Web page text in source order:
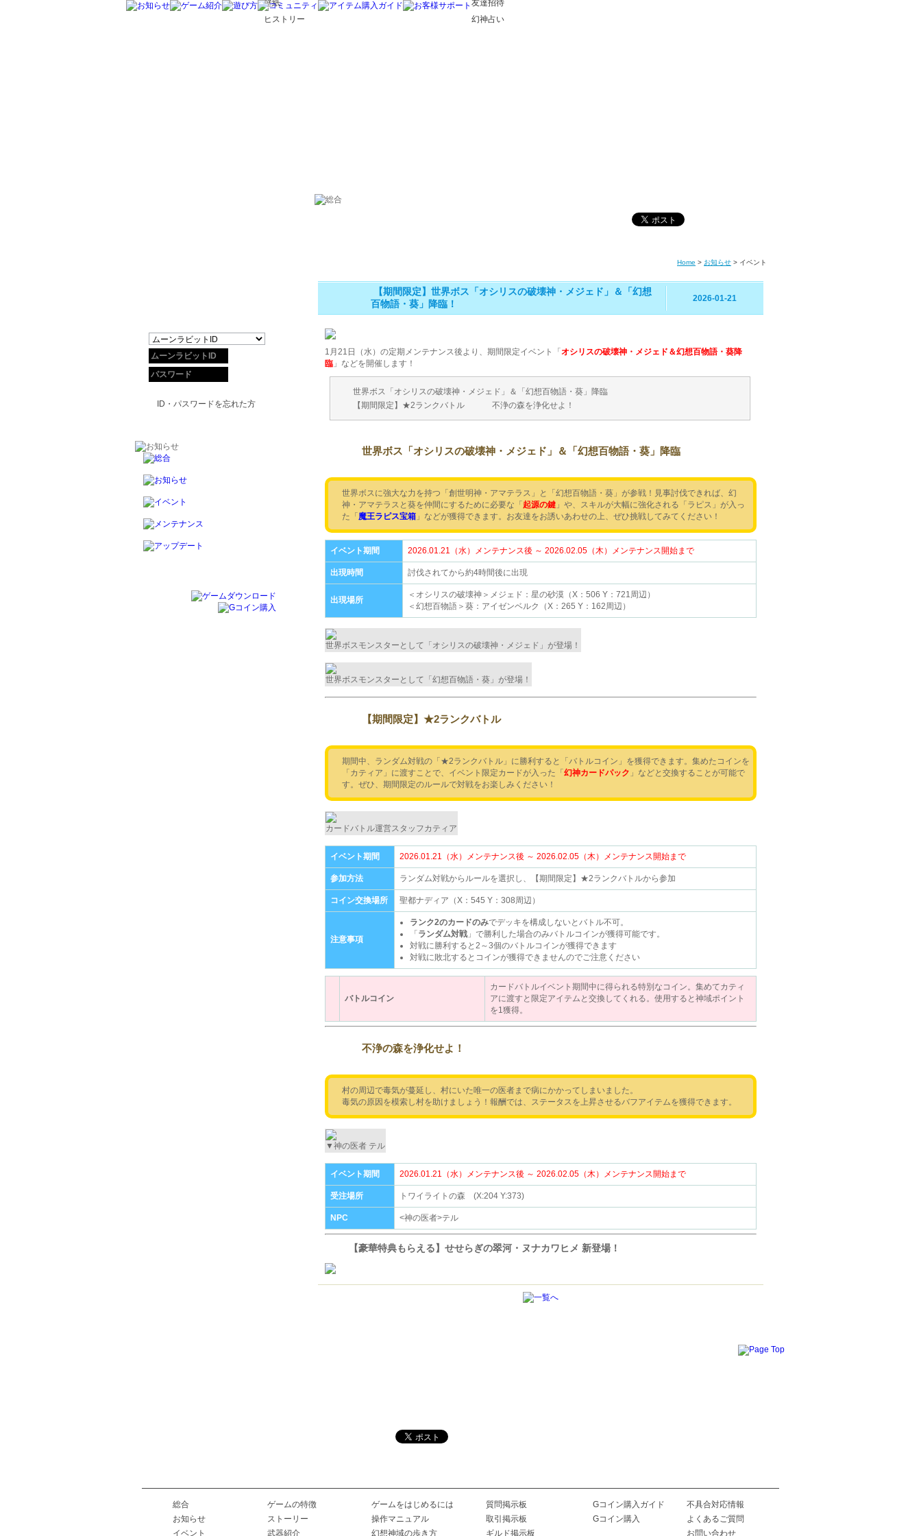
壁紙
ヒストリー
友達招待
幻神占い
Home > お知らせ > イベント
【期間限定】世界ボス「オシリスの破壊神・メジェド」＆「幻想
百物語・葵」降臨！
2026-01-21
1月21日（水）の定期メンテナンス後より、期間限定イベント「 オシリスの破壊神・メジェド＆幻想百物語・葵降
臨」などを開催します！
世界ボス「オシリスの破壊神・メジェド」＆「幻想百物語・葵」降臨
【期間限定】★2ランクバトル
不浄の森を浄化せよ！
世界ボス「オシリスの破壊神・メジェド」＆「幻想百物語・葵」降臨
世界ボスに強大な力を持つ「創世明神・アマテラス」と「幻想百物語・葵」が参戦！見事討伐できれば、幻
神・アマテラスと葵を仲間にするために必要な「 起源の鍵」や、スキルが大幅に強化される「ラピス」が入っ
た「 魔王ラピス宝箱」などが獲得できます。お友達をお誘いあわせの上、ぜひ挑戦してみてください！
イベント期間 2026.01.21（水）メンテナンス後 ～ 2026.02.05（木）メンテナンス開始まで
出現時間 討伐されてから約4時間後に出現
出現場所
＜オシリスの破壊神＞メジェド：星の砂漠（X：506 Y：721周辺）
＜幻想百物語＞葵：アイゼンベルク（X：265 Y：162周辺）
世界ボスモンスターとして「オシリスの破壊神・メジェド」が登場！
世界ボスモンスターとして「幻想百物語・葵」が登場！
【期間限定】★2ランクバトル
期間中、ランダム対戦の「★2ランクバトル」に勝利すると「バトルコイン」を獲得できます。集めたコインを
「カティア」に渡すことで、イベント限定カードが入った「 幻神カードパック 」などと交換することが可能で
す。ぜひ、期間限定のルールで対戦をお楽しみください！
カードバトル運営スタッフカティア
イベント期間 2026.01.21（水）メンテナンス後 ～ 2026.02.05（木）メンテナンス開始まで
参加方法 ランダム対戦からルールを選択し、【期間限定】★2ランクバトルから参加
コイン交換場所 聖都ナディア（X：545 Y：308周辺）
注意事項
ランク2のカードのみでデッキを構成しないとバトル不可。
「 ランダム対戦」で勝利した場合のみバトルコインが獲得可能です。
対戦に勝利すると2～3個のバトルコインが獲得できます
対戦に敗北するとコインが獲得できませんのでご注意ください
バトルコイン
カードバトルイベント期間中に得られる特別なコイン。集めてカティ
アに渡すと限定アイテムと交換してくれる。使用すると神域ポイント
を1獲得。
不浄の森を浄化せよ！
村の周辺で毒気が蔓延し、村にいた唯一の医者まで病にかかってしまいました。
毒気の原因を模索し村を助けましょう！報酬では、ステータスを上昇させるバフアイテムを獲得できます。
▼神の医者 テル
イベント期間 2026.01.21（水）メンテナンス後 ～ 2026.02.05（木）メンテナンス開始まで
受注場所 トワイライトの森 (X:204 Y:373)
NPC <神の医者>テル
【豪華特典もらえる】せせらぎの翠河・ヌナカワヒメ 新登場！
ID・パスワードを忘れた方
総合
お知らせ
イベント
ゲームの特徴
ストーリー
武器紹介
ゲームをはじめるには
操作マニュアル
幻想神域の歩き方
質問掲示板
取引掲示板
ギルド掲示板
Gコイン購入ガイド
Gコイン購入
不具合対応情報
よくあるご質問
お問い合わせ